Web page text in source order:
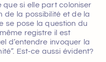
que si elle part coloniser
de la possibilité et de la
se pose la question du
registre il est
d’entendre invoquer la
Est-ce aussi évident?